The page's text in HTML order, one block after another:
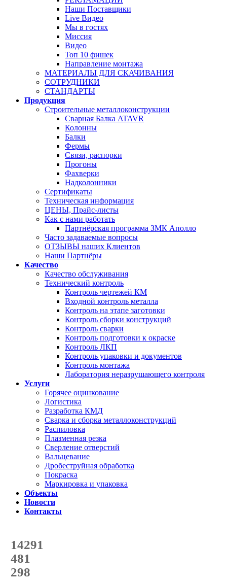
Наши Поставщики
Live Видео
Мы в гостях
Миссия
Видео
Топ 10 фишек
Направление монтажа
МАТЕРИАЛЫ ДЛЯ СКАЧИВАНИЯ
СОТРУДНИКИ
СТАНДАРТЫ
Продукция
Строительные металлоконструкции
Сварная Балка ATAVR
Колонны
Балки
Фермы
Связи, распорки
Прогоны
Фахверки
Надколонники
Сертификаты
Техническая информация
ЦЕНЫ, Прайс-листы
Как с нами работать
Партнёрская программа ЗМК Аполло
Часто задаваемые вопросы
ОТЗЫВЫ наших Клиентов
Наши Партнёры
Качество
Качество обслуживания
Технический контроль
Контроль чертежей КМ
Входной контроль металла
Контроль на этапе заготовки
Контроль сборки конструкций
Контроль сварки
Контроль подготовки к окраске
Контроль ЛКП
Контроль упаковки и документов
Контроль монтажа
Лаборатория неразрушающего контроля
Услуги
Горячее оцинкование
Логистика
Разработка КМД
Сварка и сборка металлоконструкций
Распиловка
Плазменная резка
Сверление отверстий
Вальцевание
Дробеструйная обработка
Покраска
Маркировка и упаковка
Объекты
Новости
Контакты
14291
с начала года
481
с начала месяца
298
с начала недели